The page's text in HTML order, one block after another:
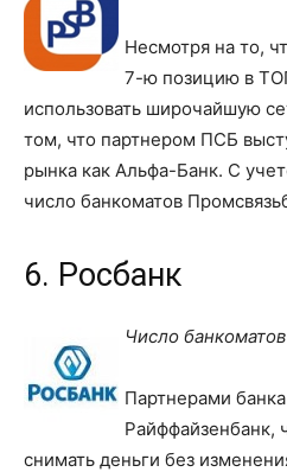
Несмотря на то,
7-ю позицию в
использовать широчайшую
том, что партнером ПСБ
рынка как Альфа-Банк. С
число банкоматов
6. Росбанк
Число
Партнерами
Райффайзенбанк,
снимать деньги без